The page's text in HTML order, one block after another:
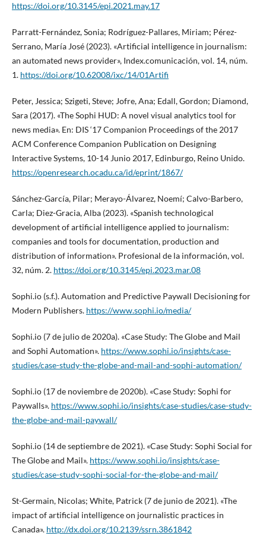
https://doi.org/10.3145/epi.2021.may.17
Parratt-Fernández, Sonia; Rodríguez-Pallares, Miriam; Pérez-
Serrano, María José (2023). «Artificial intelligence in journalism:
an automated news provider», Index.comunicación, vol. 14, núm.
1. https://doi.org/10.62008/ixc/14/01Artifi
Peter, Jessica; Szigeti, Steve; Jofre, Ana; Edall, Gordon; Diamond,
Sara (2017). «The Sophi HUD: A novel visual analytics tool for
news media». En: DIS ‘17 Companion Proceedings of the 2017
ACM Conference Companion Publication on Designing
Interactive Systems, 10-14 Junio 2017, Edinburgo, Reino Unido.
https://openresearch.ocadu.ca/id/eprint/1867/
Sánchez-García, Pilar; Merayo-Álvarez, Noemí; Calvo-Barbero,
Carla; Diez-Gracia, Alba (2023). «Spanish technological
development of artificial intelligence applied to journalism:
companies and tools for documentation, production and
distribution of information». Profesional de la información, vol.
32, núm. 2. https://doi.org/10.3145/epi.2023.mar.08
Sophi.io (s.f.). Automation and Predictive Paywall Decisioning for
Modern Publishers. https://www.sophi.io/media/
Sophi.io (7 de julio de 2020a). «Case Study: The Globe and Mail
and Sophi Automation». https://www.sophi.io/insights/case-
studies/case-study-the-globe-and-mail-and-sophi-automation/
Sophi.io (17 de noviembre de 2020b). «Case Study: Sophi for
Paywalls». https://www.sophi.io/insights/case-studies/case-study-
the-globe-and-mail-paywall/
Sophi.io (14 de septiembre de 2021). «Case Study: Sophi Social for
The Globe and Mail». https://www.sophi.io/insights/case-
studies/case-study-sophi-social-for-the-globe-and-mail/
St-Germain, Nicolas; White, Patrick (7 de junio de 2021). «The
impact of artificial intelligence on journalistic practices in
Canada». http://dx.doi.org/10.2139/ssrn.3861842